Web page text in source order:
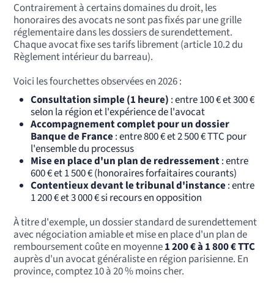
Contrairement à certains domaines du droit, les
honoraires des avocats ne sont pas fixés par une grille
réglementaire dans les dossiers de surendettement.
Chaque avocat fixe ses tarifs librement (article 10.2 du
Règlement intérieur du barreau).
Voici les fourchettes observées en 2026 :
Consultation simple (1 heure) : entre 100 € et 300 €
selon la région et l'expérience de l'avocat
Accompagnement complet pour un dossier
Banque de France: entre 800 € et 2 500 € TTC pour
l'ensemble du processus
Mise en place d'un plan de redressement: entre
600 € et 1 500 € (honoraires forfaitaires courants)
Contentieux devant le tribunal d'instance: entre
1 200 € et 3 000 € si recours en opposition
À titre d'exemple, un dossier standard de surendettement
avec négociation amiable et mise en place d'un plan de
remboursement coûte en moyenne1 200 € à 1 800 € TTC
auprès d'un avocat généraliste en région parisienne. En
province, comptez 10 à 20 % moins cher.